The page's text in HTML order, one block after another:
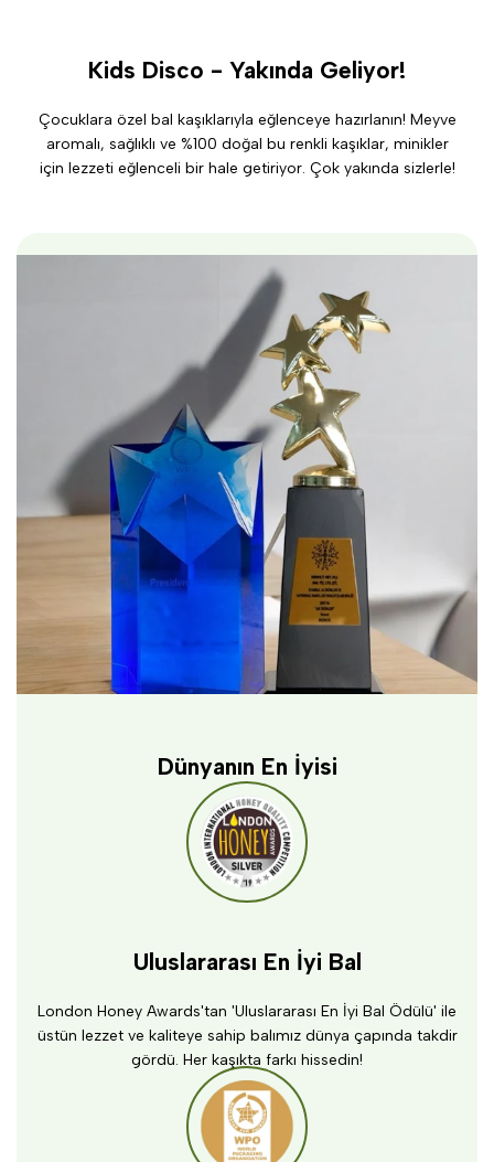
Kids Disco - Yakında Geliyor!
Çocuklara özel bal kaşıklarıyla eğlenceye hazırlanın! Meyve
aromalı, sağlıklı ve %100 doğal bu renkli kaşıklar, minikler
için lezzeti eğlenceli bir hale getiriyor. Çok yakında sizlerle!
Dünyanın En İyisi
Uluslararası En İyi Bal
London Honey Awards'tan 'Uluslararası En İyi Bal Ödülü' ile
üstün lezzet ve kaliteye sahip balımız dünya çapında takdir
gördü. Her kaşıkta farkı hissedin!